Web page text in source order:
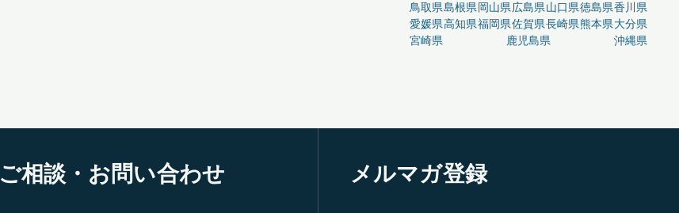
鳥取県島根県岡山県広島県山口県徳島県香川県
愛媛県高知県福岡県佐賀県長崎県熊本県大分県
宮崎県
鹿児島県 沖縄県
ご相談・お問い合わせ メルマガ登録